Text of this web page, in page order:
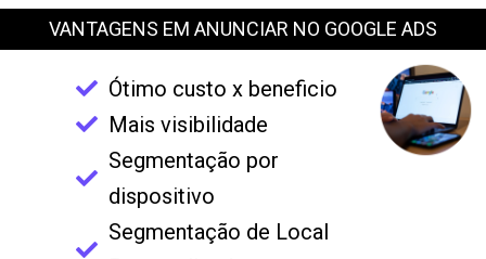
VANTAGENS EM ANUNCIAR NO GOOGLE ADS
Ótimo custo x beneficio
Mais visibilidade
Segmentação por
dispositivo
Segmentação de Local